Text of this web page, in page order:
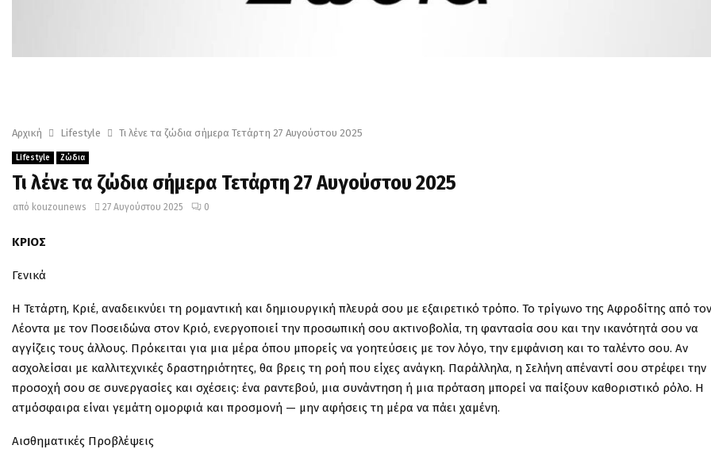
Αρχική Lifestyle Τι λένε τα ζώδια σήμερα Τετάρτη 27 Αυγούστου 2025
Lifestyle Ζώδια
Τι λένε τα ζώδια σήμερα Τετάρτη 27 Αυγούστου 2025
από kouzounews 27 Αυγούστου 2025 0
ΚΡΙΟΣ
Γενικά
Η Τετάρτη, Κριέ, αναδεικνύει τη ρομαντική και δημιουργική πλευρά σου με εξαιρετικό τρόπο. Το τρίγωνο της Αφροδίτης από τον
Λέοντα με τον Ποσειδώνα στον Κριό, ενεργοποιεί την προσωπική σου ακτινοβολία, τη φαντασία σου και την ικανότητά σου να
αγγίζεις τους άλλους. Πρόκειται για μια μέρα όπου μπορείς να γοητεύσεις με τον λόγο, την εμφάνιση και το ταλέντο σου. Αν
ασχολείσαι με καλλιτεχνικές δραστηριότητες, θα βρεις τη ροή που είχες ανάγκη. Παράλληλα, η Σελήνη απέναντί σου στρέφει την
προσοχή σου σε συνεργασίες και σχέσεις: ένα ραντεβού, μια συνάντηση ή μια πρόταση μπορεί να παίξουν καθοριστικό ρόλο. Η
ατμόσφαιρα είναι γεμάτη ομορφιά και προσμονή — μην αφήσεις τη μέρα να πάει χαμένη.
Αισθηματικές Προβλέψεις